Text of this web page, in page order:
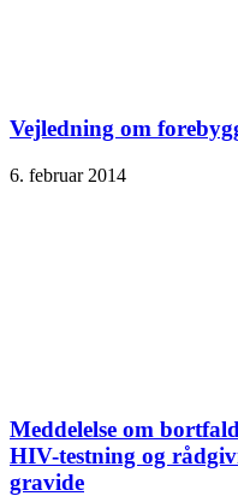
Vejledning om
6. februar 2014
Meddelelse om
HIV-testning og
gravide